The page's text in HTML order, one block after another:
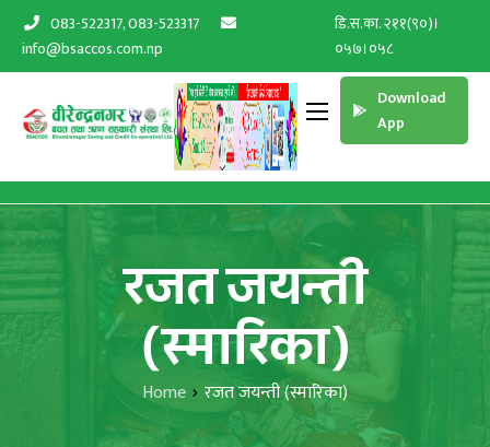
083-522317, 083-523317
info@bsaccos.com.np
डि.स.का. २११(९०)।
०५७।०५८
Download
App
रजत जयन्ती
(स्मारिका)
Home रजत जयन्ती (स्मारिका)